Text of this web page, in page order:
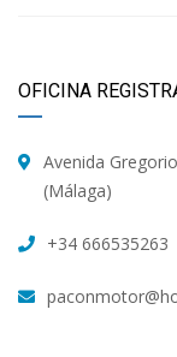
OFICINA
Avenida
(Málaga)
+34 666535263